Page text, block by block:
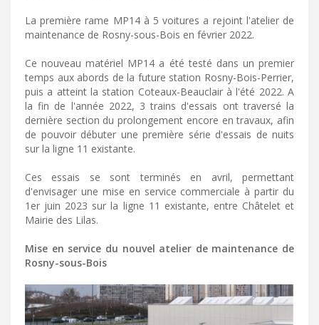
La première rame MP14 à 5 voitures a rejoint l'atelier de
maintenance de Rosny-sous-Bois en février 2022.
Ce nouveau matériel MP14 a été testé dans un premier
temps aux abords de la future station Rosny-Bois-Perrier,
puis a atteint la station Coteaux-Beauclair à l'été 2022. A
la fin de l'année 2022, 3 trains d'essais ont traversé la
dernière section du prolongement encore en travaux, afin
de pouvoir débuter une première série d'essais de nuits
sur la ligne 11 existante.
Ces essais se sont terminés en avril, permettant
d'envisager une mise en service commerciale à partir du
1er juin 2023 sur la ligne 11 existante, entre Châtelet et
Mairie des Lilas.
Mise en service du nouvel atelier de maintenance de
Rosny-sous-Bois